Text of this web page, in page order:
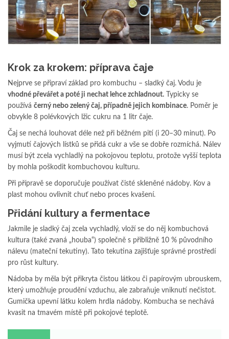
Krok za krokem: příprava čaje
Nejprve se připraví základ pro kombuchu – sladký čaj. Vodu je
vhodné převářet a poté ji nechat lehce zchladnout. Typicky se
používá černý nebo zelený čaj, případně jejich kombinace. Poměr je
obvykle 8 polévkových lžic cukru na 1 litr čaje.
Čaj se nechá louhovat déle než při běžném pití (i 20–30 minut). Po
vyjmutí čajových lístků se přidá cukr a vše se dobře rozmíchá. Nálev
musí být zcela vychladlý na pokojovou teplotu, protože vyšší teplota
by mohla poškodit kombuchovou kulturu.
Při přípravě se doporučuje používat čisté skleněné nádoby. Kov a
plast mohou ovlivnit chuť nebo proces kvašení.
Přidání kultury a fermentace
Jakmile je sladký čaj zcela vychladlý, vloží se do něj kombuchová
kultura (také zvaná „houba“) společně s přibližně 10 % původního
nálevu (mateční tekutiny). Tato tekutina zajišťuje správné prostředí
pro růst kultury.
Nádoba by měla být přikryta čistou látkou či papírovým ubrouskem,
který umožňuje proudění vzduchu, ale zabraňuje vniknutí nečistot.
Gumička upevní látku kolem hrdla nádoby. Kombucha se nechává
kvasit na tmavém místě při pokojové teplotě.